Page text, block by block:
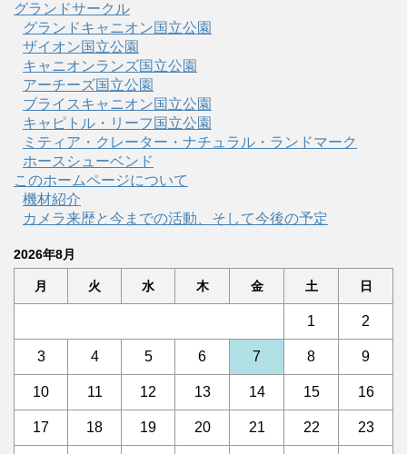
グランドサークル
グランドキャニオン国立公園
ザイオン国立公園
キャニオンランズ国立公園
アーチーズ国立公園
ブライスキャニオン国立公園
キャピトル・リーフ国立公園
ミティア・クレーター・ナチュラル・ランドマーク
ホースシューベンド
このホームページについて
機材紹介
カメラ来歴と今までの活動、そして今後の予定
2026年8月
月 火 水 木 金 土 日
1 2
3 4 5 6 7 8 9
10 11 12 13 14 15 16
17 18 19 20 21 22 23